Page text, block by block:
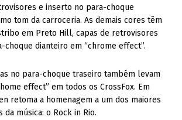
e inserto no para-choque
tom da carroceria. As demais cores têm
em Preto Hill, capas de retrovisores
choque dianteiro em “chrome effect”.
no para-choque traseiro também levam
effect” em todos os CrossFox. Em
retoma a homenagem a um dos maiores
da música: o Rock in Rio.